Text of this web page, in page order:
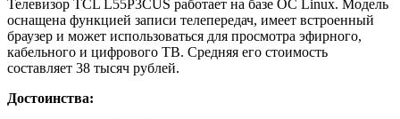
Телевизор TCL L55P3CUS работает на базе ОС Linux. Модель
оснащена функцией записи телепередач, имеет встроенный
браузер и может использоваться для просмотра эфирного,
кабельного и цифрового ТВ. Средняя его стоимость
составляет 38 тысяч рублей.
Достоинства: